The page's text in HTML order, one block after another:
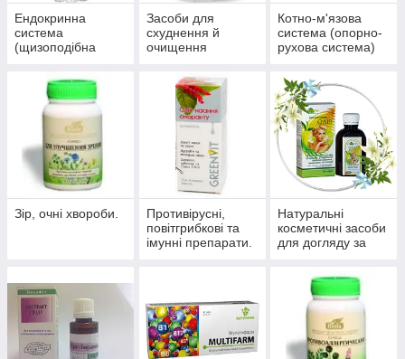
Ендокринна
система
(щизоподібна
діабет)
Засоби для
схуднення й
очищення
Котно-м'язова
система (опорно-
рухова система)
Зір, очні хвороби.
Противірусні,
повітгрибкові та
імунні препарати.
Натуральні
косметичні засоби
для догляду за